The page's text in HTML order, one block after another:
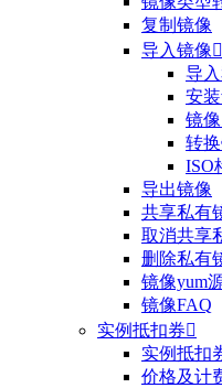
复制镜像
导入镜像
导
安
镜
转
ISO
导出镜像
共享私有
取消共享
删除私有
镜像yum
镜像FAQ
实例抵扣券
实例抵扣
价格及计